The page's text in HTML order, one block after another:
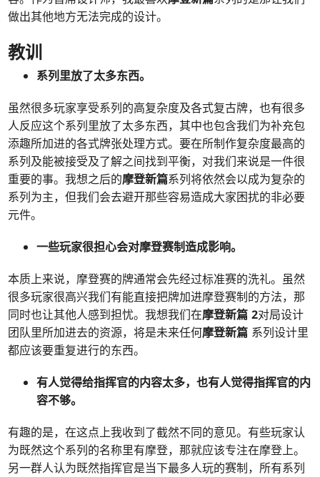
做出其他地方无法完成的设计。
教训
系列里放了太多东西。
虽然很多玩家享受系列的高复杂度及各式复古牌，也有很多
人反应这个系列里放了太多东西，其中也包含我们为补充包
添趣所加进的各式牌张处理方式。要在所制作复杂度最高的
系列及能被接受及了解之间找到平衡，对我们来说是一件很
重要的事。我想之后的摩登新篇系列将依然会以成为复杂的
系列为主，但我们会去避开那些容易造成大家困扰的非必要
元件。
一些玩家很担心会对摩登赛制造成影响。
本质上来说，摩登赛的牌通常会先经过标准赛的洗礼。虽然
很多玩家很高兴我们有能直接把牌加进摩登赛制的方法，那
同时也让其他人感到担忧。我想我们在摩登新篇 2对局设计
团队里所加进去的资源，将是未来任何摩登新篇 系列设计里
都应该要重复进行的东西。
有人觉得给指挥官的内容太多，也有人觉得指挥官的内
容不够。
有趣的是，在这点上我收到了截然不同的意见。有些玩家认
为既然这个系列的名称里有摩登，那就应该专注在摩登上。
另一群人认为既然指挥官是当下最多人玩的赛制，所有系列